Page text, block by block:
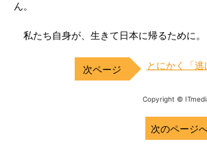
ん。
私たち自身が、生きて日本に帰るために。
とにかく「逃
Copyright ©
次のページ